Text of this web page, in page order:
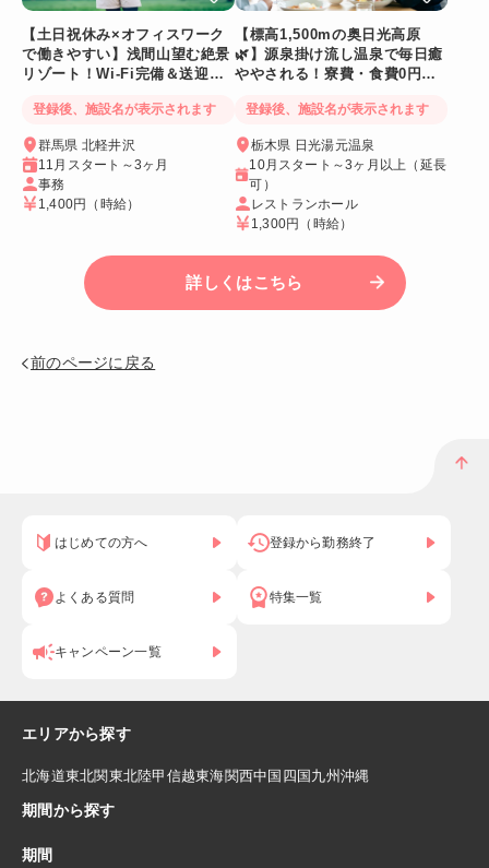
【土日祝休み×オフィスワーク
で働きやすい】浅間山望む絶景
リゾート！Wi-Fi完備＆送迎バ
登録後、施設名が表示されます
群馬県 北軽井沢
11月スタート～3ヶ月
事務
1,400円 （時給）
【標高1,500mの奥日光高原
🌿】源泉掛け流し温泉で毎日癒
ややされる！寮費・食費0円！
登録後、施設名が表示されます
栃木県 日光湯元温泉
10月スタート～3ヶ月以上（延長
可）
レストランホール
1,300円 （時給）
詳しくはこちら
前のページに戻る
はじめての方へ 登録から勤務終了
よくある質問 特集一覧
キャンペーン一覧
エリアから探す
北海道東北関東北陸甲信越東海関西中国 四国九州沖縄
期間から探す
期間